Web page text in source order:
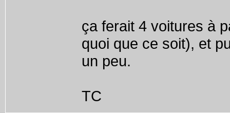
ça ferait 4 voitures à
quoi que ce soit), et
un peu.
TC